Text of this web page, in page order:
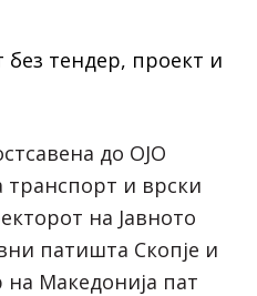
до ОЈО
и врски
на Јавното
патишта Скопје и
на Македонија пат